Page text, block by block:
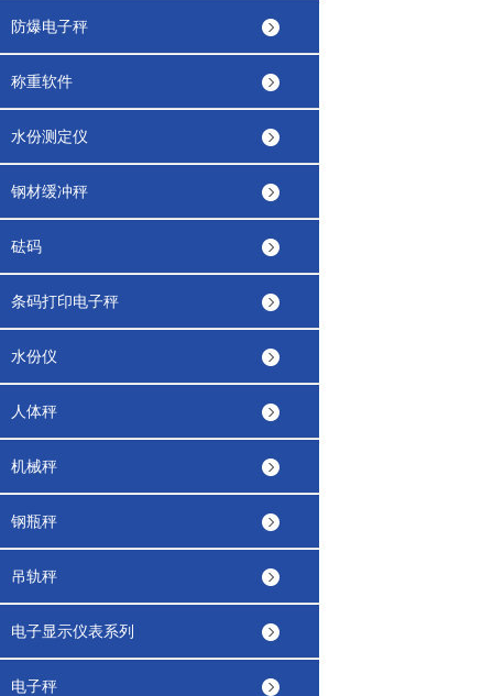
防爆电子秤
称重软件
水份测定仪
钢材缓冲秤
砝码
条码打印电子秤
水份仪
人体秤
机械秤
钢瓶秤
吊轨秤
电子显示仪表系列
电子秤